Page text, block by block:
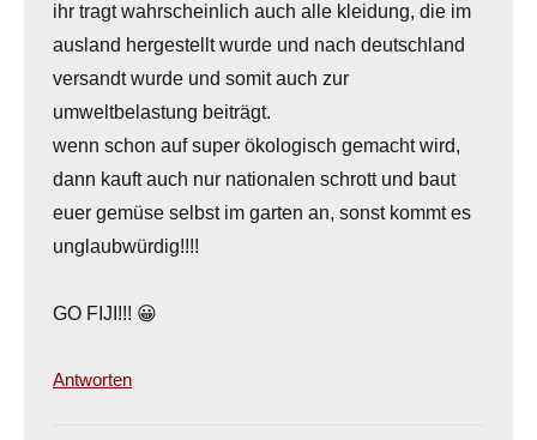
ihr tragt wahrscheinlich auch alle kleidung, die im
ausland hergestellt wurde und nach deutschland
versandt wurde und somit auch zur
umweltbelastung beiträgt.
wenn schon auf super ökologisch gemacht wird,
dann kauft auch nur nationalen schrott und baut
euer gemüse selbst im garten an, sonst kommt es
unglaubwürdig!!!!
GO FIJI!!! 😀
Antworten